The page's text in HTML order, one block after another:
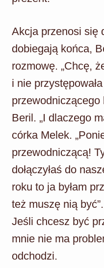
Akcja przenosi się
dobiegają końca,
rozmowę. „Chcę,
i nie
przewodniczącego
Beril. „I dlaczego
córka Melek.
przewodniczącą!
dołączyłaś do
roku to ja byłam
też muszę nią
Jeśli chcesz być
mnie nie ma
odchodzi.